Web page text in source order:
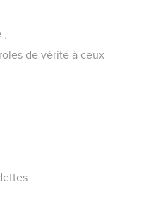
;
de vérité à ceux